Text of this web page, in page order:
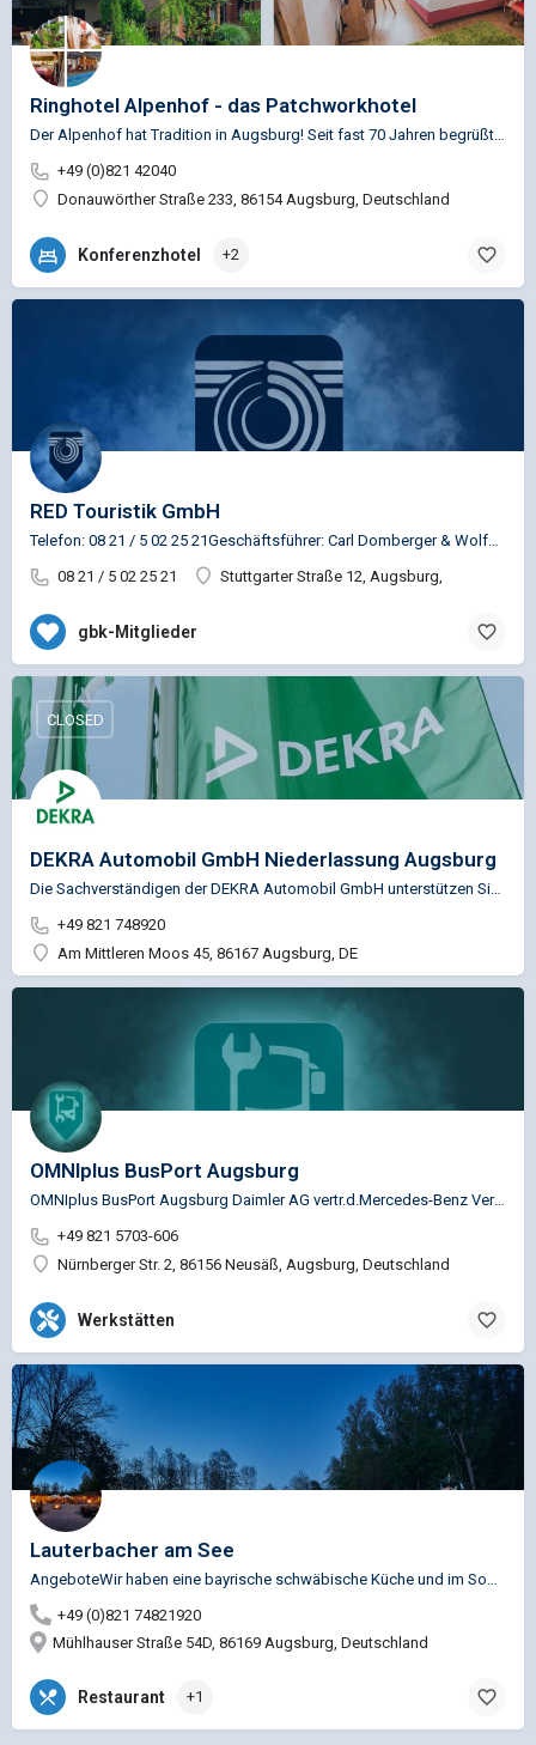
Ringhotel Alpenhof - das Patchworkhotel
Der Alpenhof hat Tradition in Augsburg! Seit fast 70 Jahren begrüßt Familie Schön, in mittlerweile 3.…
+49 (0)821 42040
Donauwörther Straße 233, 86154 Augsburg, Deutschland
Konferenzhotel +2
RED Touristik GmbH
Telefon: 08 21 / 5 02 25 21Geschäftsführer: Carl Domberger & Wolfgang Reim
08 21 / 5 02 25 21
Stuttgarter Straße 12, Augsburg,
gbk-Mitglieder
DEKRA Automobil GmbH Niederlassung Augsburg
Die Sachverständigen der DEKRA Automobil GmbH unterstützen Sie u.a. in den Bereichen Fahrzeugprüfung,…
+49 821 748920
Am Mittleren Moos 45, 86167 Augsburg, DE
CLOSED
OMNIplus BusPort Augsburg
OMNIplus BusPort Augsburg Daimler AG vertr.d.Mercedes-Benz Vertrieb NFZ GmbH Ndl.Augsburg Service …
+49 821 5703-606
Nürnberger Str. 2, 86156 Neusäß, Augsburg, Deutschland
Werkstätten
Lauterbacher am See
AngeboteWir haben eine bayrische schwäbische Küche und im Sommer eine klassische Biergarten Küche. IN unser…
+49 (0)821 74821920
Mühlhauser Straße 54D, 86169 Augsburg, Deutschland
Restaurant +1